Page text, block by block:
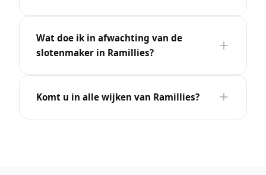
Wat doe ik in afwachting van de
slotenmaker in Ramillies?
Komt u in alle wijken van Ramillies?